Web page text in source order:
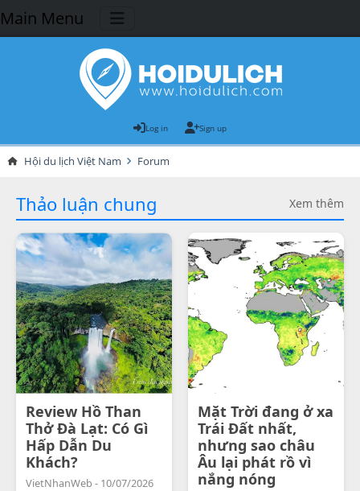
Main Menu
Log in Sign up
Hội du lịch Việt Nam Forum
Thảo luận chung Xem thêm
Review Hồ Than
Thở Đà Lạt: Có Gì
Hấp Dẫn Du
Khách?
VietNhanWeb - 10/07/2026
Mặt Trời đang ở xa
Trái Đất nhất,
nhưng sao châu
Âu lại phát rồ vì
nắng nóng